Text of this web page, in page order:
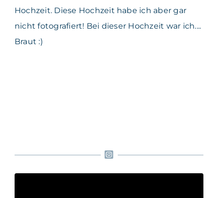
Hochzeit. Diese Hochzeit habe ich aber gar
nicht fotografiert! Bei dieser Hochzeit war ich....
Braut :)